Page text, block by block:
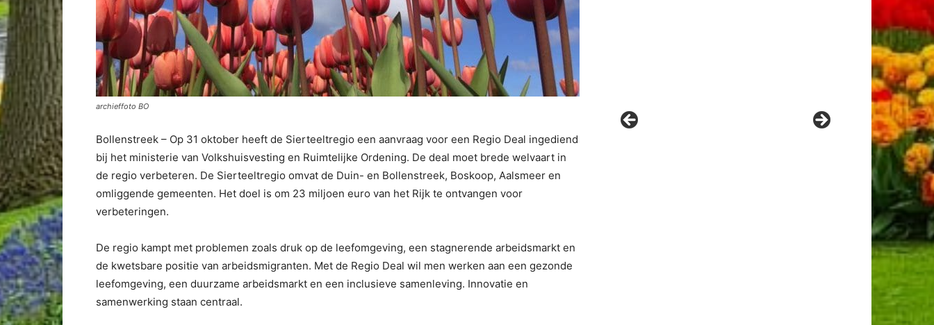
archieffoto BO
Bollenstreek – Op 31 oktober heeft de Sierteeltregio een aanvraag voor een Regio Deal ingediend
bij het ministerie van Volkshuisvesting en Ruimtelijke Ordening. De deal moet brede welvaart in
de regio verbeteren. De Sierteeltregio omvat de Duin- en Bollenstreek, Boskoop, Aalsmeer en
omliggende gemeenten. Het doel is om 23 miljoen euro van het Rijk te ontvangen voor
verbeteringen.
De regio kampt met problemen zoals druk op de leefomgeving, een stagnerende arbeidsmarkt en
de kwetsbare positie van arbeidsmigranten. Met de Regio Deal wil men werken aan een gezonde
leefomgeving, een duurzame arbeidsmarkt en een inclusieve samenleving. Innovatie en
samenwerking staan centraal.